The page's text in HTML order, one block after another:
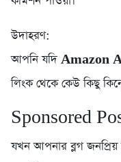
উদাহরণ:
আপনি যদি Amazon
লিংক থেকে কেউ কিছু
Sponsored
যখন আপনার ব্লগ জনপ্রিয়